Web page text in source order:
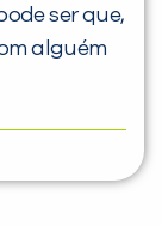
ser que,
alguém